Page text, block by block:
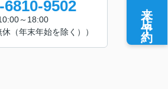
6810-9502
～18:00
休（年末年始を除く））
来店予約